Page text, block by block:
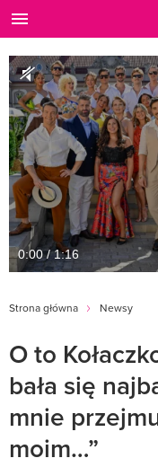
0:00 / 1:16
Strona główna Newsy
O to
bała się
mnie
moim…”